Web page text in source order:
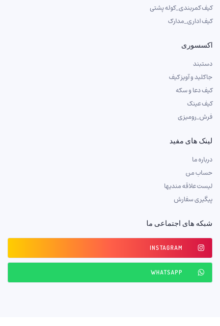
کیف کمربندی_کوله پشتی
کیف اداری_مدارک
اکسسوری
دستبند
جاکلید و آویز کیف
کیف دعا و سکه
کیف عینک
فرش_رومیزی
لینک های مفید
درباره ما
حساب من
لیست علاقه مندیها
پیگیری سفارش
شبکه های اجتماعی ما
INSTAGRAM
WHATSAPP